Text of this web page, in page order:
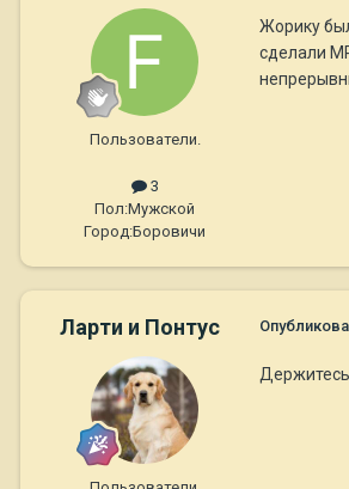
Пользователи.
3
Пол:Мужской
Город:Боровичи
Жорику
сделали
Ларти и Понтус